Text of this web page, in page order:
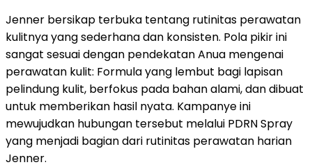
Jenner bersikap terbuka tentang rutinitas perawatan
kulitnya yang sederhana dan konsisten. Pola pikir ini
sangat sesuai dengan pendekatan Anua mengenai
perawatan kulit: Formula yang lembut bagi lapisan
pelindung kulit, berfokus pada bahan alami, dan dibuat
untuk memberikan hasil nyata. Kampanye ini
mewujudkan hubungan tersebut melalui PDRN Spray
yang menjadi bagian dari rutinitas perawatan harian
Jenner.